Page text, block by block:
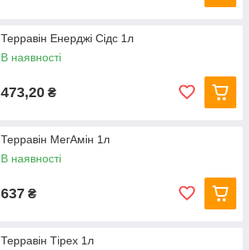
Терравін Енерджі Сідс 1л
В наявності
473,20 ₴
Терравін МегАмін 1л
В наявності
637 ₴
Терравін Тірех 1л